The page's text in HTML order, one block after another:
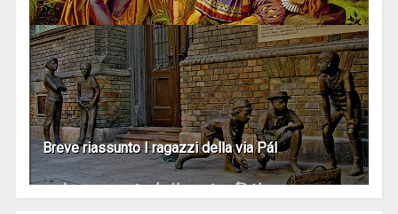
Breve riassunto I ragazzi della via Pál